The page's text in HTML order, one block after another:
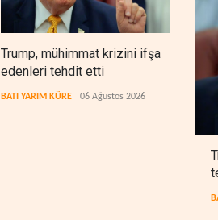
Trump, mühimmat krizini ifşa
edenleri tehdit etti
BATI YARIM KÜRE 06 Ağustos 2026 BATI